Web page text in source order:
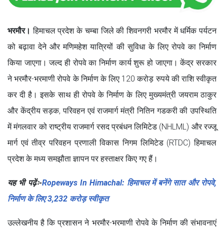
भरमौर।हिमाचल प्रदेश के चम्बा जिले की शिवनगरी भरमौर में धर्मिक पर्यटन
को बढ़ावा देने और मणिमहेश यात्रियों की सुविधा के लिए रोपवे का निर्माण
किया जाएगा। जल्द ही रोपवे का निर्माण कार्य शुरू हो जाएगा। केंद्र सरकार
ने भरमौर-भरमाणी रोपवे के निर्माण के लिए 120 करोड़ रुपये की राशि स्वीकृत
कर दी है। इसके साथ ही रोपवे के निर्माण के लिए मुख्यमंत्री जयराम ठाकुर
और केंद्रीय सड़क, परिवहन एवं राजमार्ग मंत्री नितिन गडकरी की उपस्थिति
में मंगलवार को राष्ट्रीय राजमार्ग रसद प्रबंधन लिमिटेड (NHLML) और रज्जू
मार्ग एवं तीव्र परिवहन प्रणाली विकास निगम लिमिटेड (RTDC) हिमाचल
प्रदेश के मध्य समझौता ज्ञापन पर हस्ताक्षर किए गए हैं।
यह भी पढ़ेंः-Ropeways In Himachal: हिमाचल में बनेंगे सात और रोपवे,
निर्माण के लिए 3,232 करोड़ स्वीकृत
उल्लेखनीय है कि प्रशासन ने भरमौर-भरमाणी रोपवे के निर्माण की संभावनाएं